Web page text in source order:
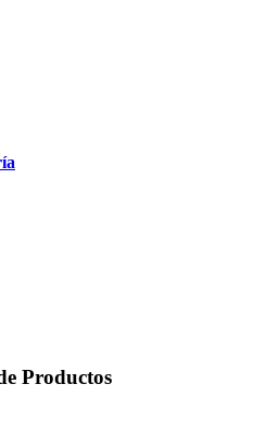
Productos